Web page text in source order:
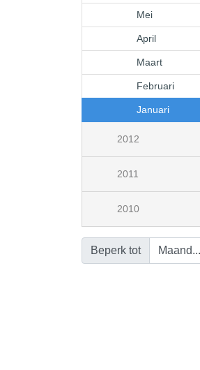
Mei
April
Maart
Februari
Januari
2012
2011
2010
Beperk tot